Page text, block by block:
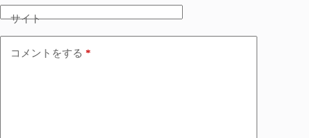
サイト
コメントをする *